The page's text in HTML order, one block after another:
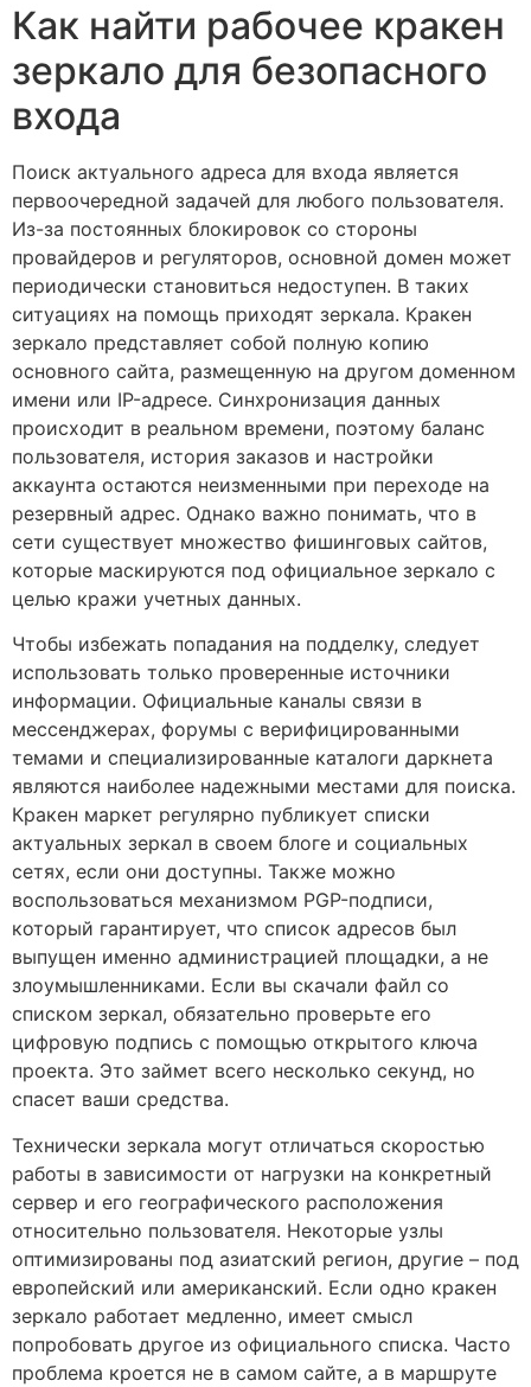
Как найти рабочее кракен
зеркало для безопасного
входа
Поиск актуального адреса для входа является
первоочередной задачей для любого пользователя.
Из-за постоянных блокировок со стороны
провайдеров и регуляторов, основной домен может
периодически становиться недоступен. В таких
ситуациях на помощь приходят зеркала. Кракен
зеркало представляет собой полную копию
основного сайта, размещенную на другом доменном
имени или IP-адресе. Синхронизация данных
происходит в реальном времени, поэтому баланс
пользователя, история заказов и настройки
аккаунта остаются неизменными при переходе на
резервный адрес. Однако важно понимать, что в
сети существует множество фишинговых сайтов,
которые маскируются под официальное зеркало с
целью кражи учетных данных.
Чтобы избежать попадания на подделку, следует
использовать только проверенные источники
информации. Официальные каналы связи в
мессенджерах, форумы с верифицированными
темами и специализированные каталоги даркнета
являются наиболее надежными местами для поиска.
Кракен маркет регулярно публикует списки
актуальных зеркал в своем блоге и социальных
сетях, если они доступны. Также можно
воспользоваться механизмом PGP-подписи,
который гарантирует, что список адресов был
выпущен именно администрацией площадки, а не
злоумышленниками. Если вы скачали файл со
списком зеркал, обязательно проверьте его
цифровую подпись с помощью открытого ключа
проекта. Это займет всего несколько секунд, но
спасет ваши средства.
Технически зеркала могут отличаться скоростью
работы в зависимости от нагрузки на конкретный
сервер и его географического расположения
относительно пользователя. Некоторые узлы
оптимизированы под азиатский регион, другие – под
европейский или американский. Если одно кракен
зеркало работает медленно, имеет смысл
попробовать другое из официального списка. Часто
проблема кроется не в самом сайте, а в маршруте